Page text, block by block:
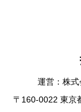
運営：株
〒160-0022 東京